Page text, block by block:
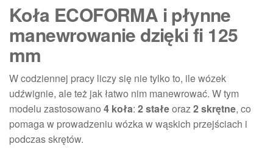
Koła ECOFORMA i płynne
manewrowanie dzięki fi 125
mm
W codziennej pracy liczy się nie tylko to, ile wózek
udźwignie, ale też jak łatwo nim manewrować. W tym
modelu zastosowano 4 koła: 2 stałeoraz2 skrętne, co
pomaga w prowadzeniu wózka w wąskich przejściach i
podczas skrętów.